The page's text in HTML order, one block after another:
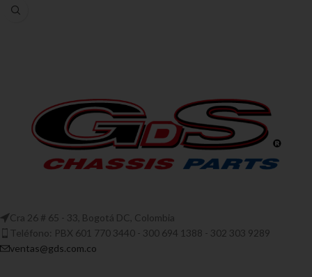
Cra 26 # 65 - 33, Bogotá DC, Colombia
Teléfono: PBX 601 770 3440 - 300 694 1388 - 302 303 9289
ventas@gds.com.co